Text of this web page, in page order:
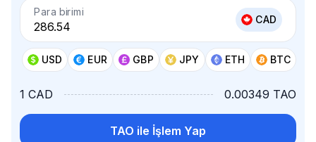
Para birimi
CAD
USD EUR GBP JPY ETH BTC
1 CAD 0.00349 TAO
TAO ile İşlem Yap